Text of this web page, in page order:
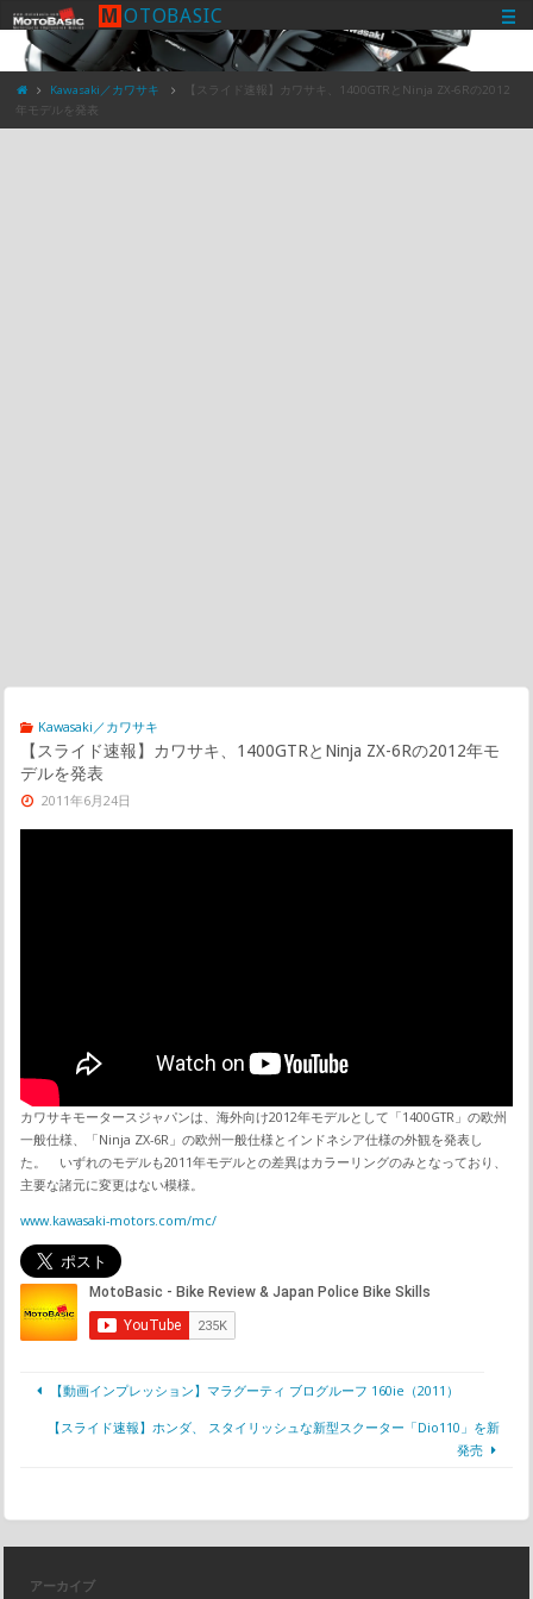
M OTOBASIC
Kawasaki／カワサキ
【スライド速報】カワサキ、1400GTRとNinja ZX-6Rの2012
年モデルを発表
Kawasaki／カワサキ
【スライド速報】カワサキ、1400GTRとNinja ZX-6Rの2012年モ
デルを発表
2011年6月24日
カワサキモータースジャパンは、海外向け2012年モデルとして「1400GTR」の欧州
一般仕様、「Ninja ZX-6R」の欧州一般仕様とインドネシア仕様の外観を発表し
た。 いずれのモデルも2011年モデルとの差異はカラーリングのみとなっており、
主要な諸元に変更はない模様。
www.kawasaki-motors.com/mc/
【動画インプレッション】マラグーティ ブログルーフ 160ie（2011）
【スライド速報】ホンダ、 スタイリッシュな新型スクーター「Dio110」を新
発売
アーカイブ